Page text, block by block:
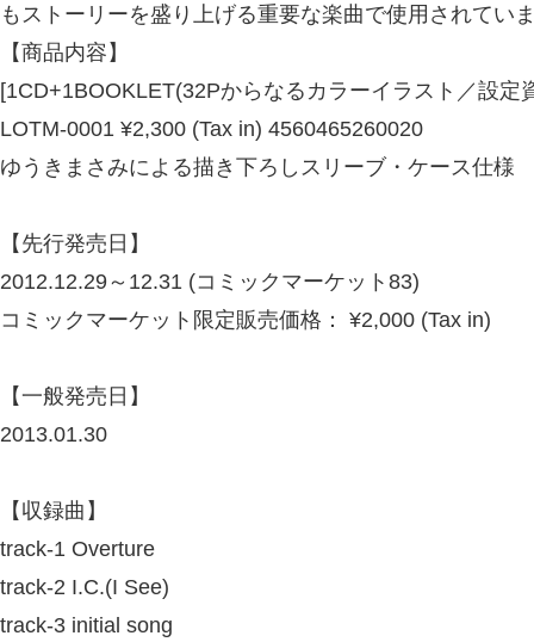
もストーリーを盛り上げる重要な楽曲で使用されてい
【商品内容】
[1CD+1BOOKLET(32Pからなるカラーイラスト／設定
LOTM-0001 ¥2,300 (Tax in) 4560465260020
ゆうきまさみによる描き下ろしスリーブ・ケース仕様
【先行発売日】
2012.12.29～12.31 (コミックマーケット83)
コミックマーケット限定販売価格： ¥2,000 (Tax in)
【一般発売日】
2013.01.30
【収録曲】
track-1 Overture
track-2 I.C.(I See)
track-3 initial song